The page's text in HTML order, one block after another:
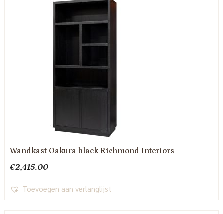
Wandkast Oakura black Richmond Interiors
€2,415.00
Toevoegen aan verlanglijst